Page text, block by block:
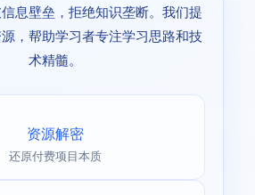
息壁垒，拒绝知识垄断。我们提
，帮助学习者专注学习思路和技
术精髓。
资源解密
还原付费项目本质